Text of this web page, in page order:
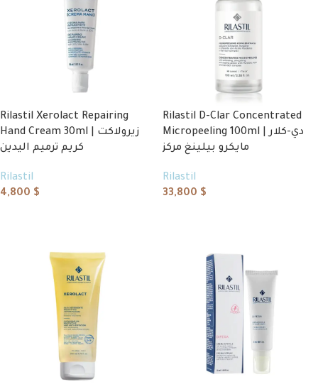
Rilastil Xerolact Repairing
Hand Cream 30ml | زيرولاكت
كريم ترميم اليدين
Rilastil
4,800 $
Rilastil D-Clar Concentrated
Micropeeling 100ml | دي-كلار
مايكرو بيلينغ مركز
Rilastil
33,800 $